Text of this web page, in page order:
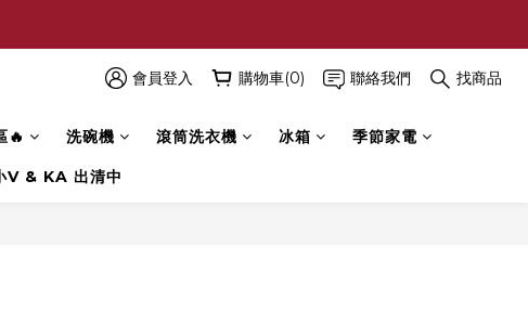
會員登入 購物車(0) 聯絡我們 找商品
🔥 洗碗機 滾筒洗衣機 冰箱 季節家電
V & KA 出清中